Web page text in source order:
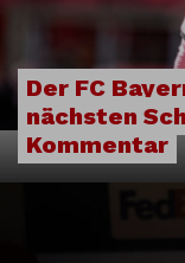
Der FC
nächsten
Kommentar